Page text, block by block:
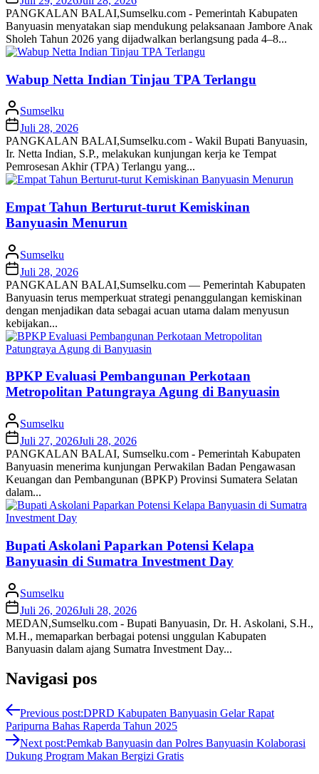
PANGKALAN BALAI,Sumselku.com - Pemerintah Kabupaten
Banyuasin menyatakan siap mendukung pelaksanaan Jambore Anak
Sholeh Tahun 2026 yang dijadwalkan berlangsung pada 4–8...
Wabup Netta Indian Tinjau TPA Terlangu
Sumselku
Juli 28, 2026
PANGKALAN BALAI,Sumselku.com - Wakil Bupati Banyuasin,
Ir. Netta Indian, S.P., melakukan kunjungan kerja ke Tempat
Pemrosesan Akhir (TPA) Terlangu yang...
Empat Tahun Berturut-turut Kemiskinan
Banyuasin Menurun
Sumselku
Juli 28, 2026
PANGKALAN BALAI,Sumselku.com — Pemerintah Kabupaten
Banyuasin terus memperkuat strategi penanggulangan kemiskinan
dengan menjadikan data sebagai acuan utama dalam menyusun
kebijakan...
BPKP Evaluasi Pembangunan Perkotaan
Metropolitan Patungraya Agung di Banyuasin
Sumselku
Juli 27, 2026Juli 28, 2026
PANGKALAN BALAI, Sumselku.com - Pemerintah Kabupaten
Banyuasin menerima kunjungan Perwakilan Badan Pengawasan
Keuangan dan Pembangunan (BPKP) Provinsi Sumatera Selatan
dalam...
Bupati Askolani Paparkan Potensi Kelapa
Banyuasin di Sumatra Investment Day
Sumselku
Juli 26, 2026Juli 28, 2026
MEDAN,Sumselku.com - Bupati Banyuasin, Dr. H. Askolani, S.H.,
M.H., memaparkan berbagai potensi unggulan Kabupaten
Banyuasin dalam ajang Sumatra Investment Day...
Navigasi pos
Previous post:DPRD Kabupaten Banyuasin Gelar Rapat
Paripurna Bahas Raperda Tahun 2025
Next post:Pemkab Banyuasin dan Polres Banyuasin Kolaborasi
Dukung Program Makan Bergizi Gratis